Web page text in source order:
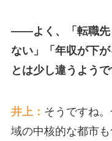
――よく、「転職先
ない」「年収が下
とは少し違うようで
井上： そうですね
域の中核的な都市